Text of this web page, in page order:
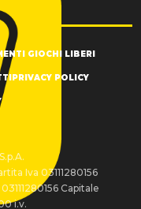
GIOCHI LIBERI
PRIVACY POLICY
Iva 03111280156
Capitale
i.v.